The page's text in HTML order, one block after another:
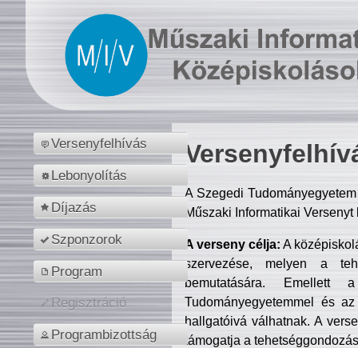
Versenyfelhívás
Lebonyolítás
Díjazás
Szponzorok
Program
Regisztráció
Programbizottság
A Szegedi
Műszaki Informatikai
A verseny célja: A
szervezése, melyen a
bemutatására. Emellett
Tudományegyetemmel és
hallgatóivá válhatnak. A
támogatja a